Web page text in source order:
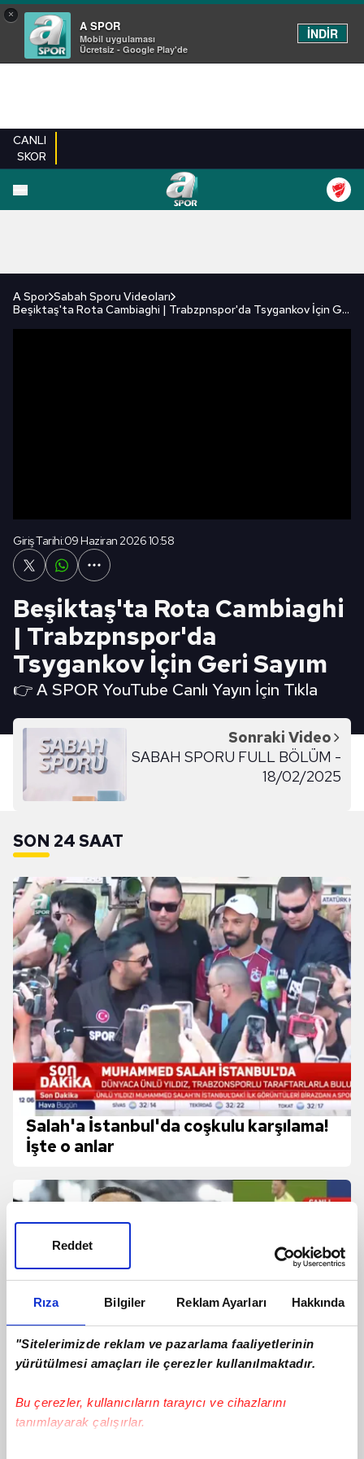
Rıza Bilgiler Reklam Ayarları Hakkında
"Sitelerimizde reklam ve pazarlama faaliyetlerinin
yürütülmesi amaçları ile çerezler kullanılmaktadır.
Bu çerezler, kullanıcıların tarayıcı ve cihazlarını
tanımlayarak çalışırlar.
Reddet
×
A SPOR
Mobil uygulaması
Ücretsiz - Google Play'de
İNDİR
CANLI
SKOR
FUTBOL
A Spor Sabah Sporu Videoları
Beşiktaş'ta Rota Cambiaghi | Trabzpnspor'da Tsygankov İçin Geri Sayım
Giriş Tarihi:09 Haziran 2026 10:58
Beşiktaş'ta Rota Cambiaghi
| Trabzpnspor'da
Tsygankov İçin Geri Sayım
👉 A SPOR YouTube Canlı Yayın İçin Tıkla
Sonraki Video
SABAH SPORU FULL BÖLÜM -
18/02/2025
SON 24 SAAT
Salah'a İstanbul'da coşkulu karşılama!
İşte o anlar
Ertuğrul Doğan'dan Mohamed Salah